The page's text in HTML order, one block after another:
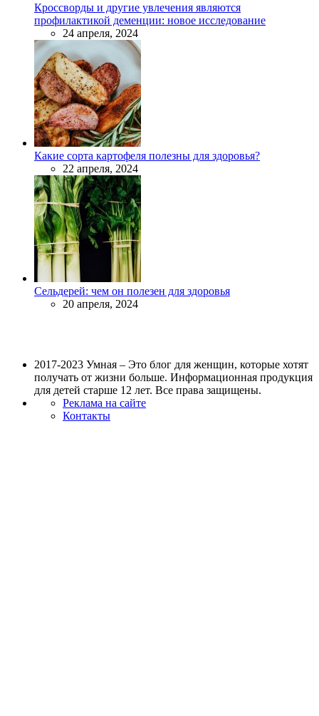
Кроссворды и другие увлечения являются
профилактикой деменции: новое исследование
24 апреля, 2024
Какие сорта картофеля полезны для здоровья?
22 апреля, 2024
Сельдерей: чем он полезен для здоровья
20 апреля, 2024
2017-2023 Умная – Это блог для женщин, которые хотят
получать от жизни больше. Информационная продукция
для детей старше 12 лет. Все права защищены.
Реклама на сайте
Контакты